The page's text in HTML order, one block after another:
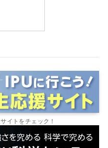
イトをチェック！